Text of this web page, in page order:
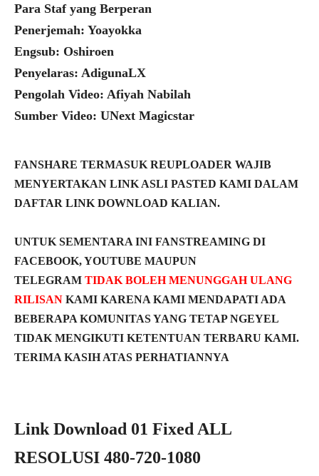
Para Staf yang Berperan
Penerjemah: Yoayokka
Engsub: Oshiroen
Penyelaras: AdigunaLX
Pengolah Video: Afiyah Nabilah
Sumber Video: UNext Magicstar
FANSHARE TERMASUK REUPLOADER WAJIB
MENYERTAKAN LINK ASLI PASTED KAMI DALAM
DAFTAR LINK DOWNLOAD KALIAN.
UNTUK SEMENTARA INI FANSTREAMING DI
FACEBOOK, YOUTUBE MAUPUN
TELEGRAM TIDAK BOLEH MENUNGGAH ULANG
RILISAN KAMI KARENA KAMI MENDAPATI ADA
BEBERAPA KOMUNITAS YANG TETAP NGEYEL
TIDAK MENGIKUTI KETENTUAN TERBARU KAMI.
TERIMA KASIH ATAS PERHATIANNYA
Link Download 01 Fixed ALL
RESOLUSI 480-720-1080